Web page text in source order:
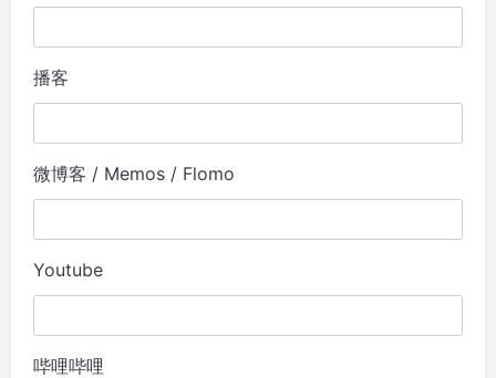
播客
微博客 / Memos / Flomo
Youtube
哔哩哔哩